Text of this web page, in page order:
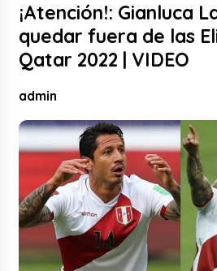
¡Atención!: Gianluca
quedar fuera de las
Qatar 2022 | VIDEO
admin